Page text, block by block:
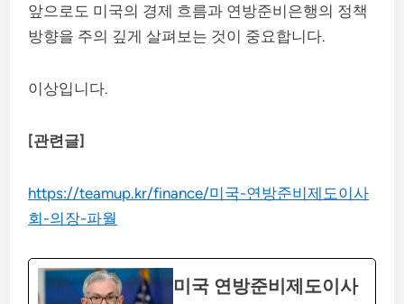
앞으로도 미국의 경제 흐름과 연방준비은행의 정책
방향을 주의 깊게 살펴보는 것이 중요합니다.
이상입니다.
[관련글]
https://teamup.kr/finance/미국-연방준비제도이사
회-의장-파월
미국 연방준비제도이사